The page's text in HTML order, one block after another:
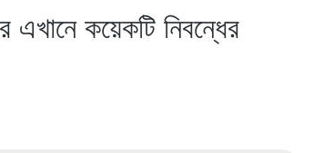
কয়েকটি নিবন্ধের